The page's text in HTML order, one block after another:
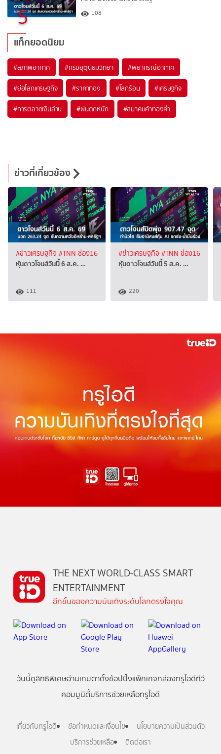
5 108
แท็กยอดนิยม
#สภาพอากาศ #กรมอุตุนิยมวิทยา #พยากรณ์อากาศ
#ย่อโลกเศรษฐกิจ #ราคาทอง #โลกร้อน #เศรษฐกิจ
#การตลาดเงินล้าน #ฝนตกหนัก #สมาคมค้าทองคำ
ข่าวที่เกี่ยวข้อง
#ข่าวเศรษฐกิจ #TNN ช่อง16
หุ้นดาวโจนส์วันนี้ 6 ส.ค. …
111
#ข่าวเศรษฐกิจ #TNN ช่อง16
หุ้นดาวโจนส์วันนี้ 5 ส.ค. …
220
THE NEXT WORLD-CLASS SMART
ENTERTAINMENT
อีกขั้นของความบันเทิงระดับโลกตรงใจคุณ
วันนี้ดูสิทธิพิเศษอ่านเกมตาตั้งช้อปปิ้งแพ็กเกจกล่องทรูไอดีทีวี
คอมมูนิตี้บริการช่วยเหลือทรูไอดี
เกี่ยวกับทรูไอดี ข้อกำหนดและเงื่อนไข
นโยบายความเป็นส่วนตัว
บริการช่วยเหลือ
ติดต่อเรา